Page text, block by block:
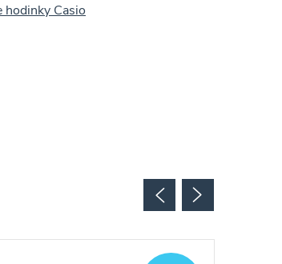
hodinky Casio